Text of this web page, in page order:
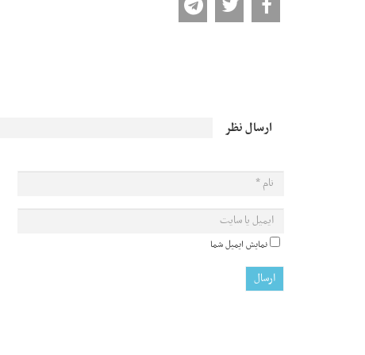
ارسال نظر
نمایش ایمیل شما